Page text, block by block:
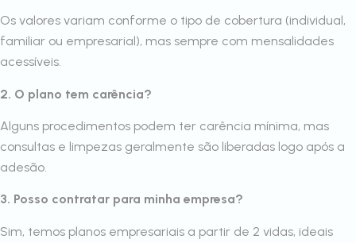
Os valores variam conforme o tipo de cobertura (individual,
familiar ou empresarial), mas sempre com mensalidades
acessíveis.
2. O plano tem carência?
Alguns procedimentos podem ter carência mínima, mas
consultas e limpezas geralmente são liberadas logo após a
adesão.
3. Posso contratar para minha empresa?
Sim, temos planos empresariais a partir de 2 vidas, ideais